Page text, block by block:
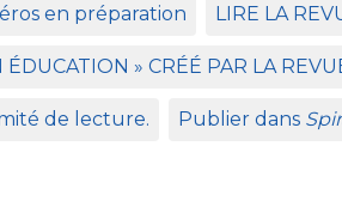
en préparation LIRE LA
É DUCATION » CR ÉÉ PAR LA
de lecture. Publier dans